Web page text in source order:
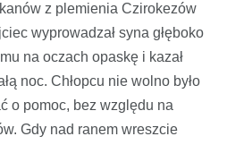
z plemienia Czirokezów
wyprowadzał syna głęboko
na oczach opaskę i kazał
noc. Chłopcu nie wolno było
o pomoc, bez względu na
Gdy nad ranem wreszcie